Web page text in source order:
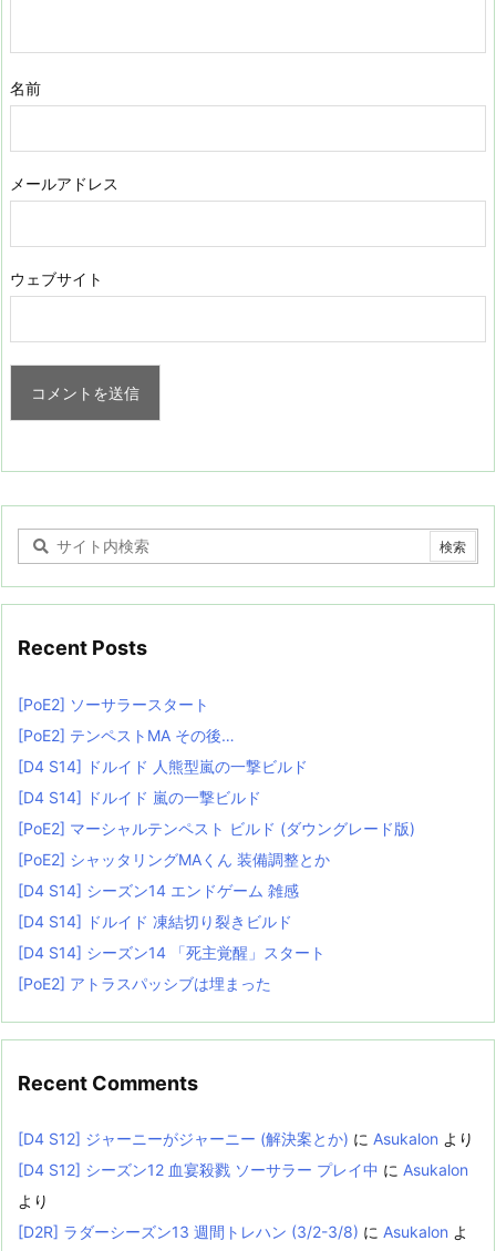
名前
メールアドレス
ウェブサイト
Recent Posts
[PoE2] ソーサラースタート
[PoE2] テンペストMA その後…
[D4 S14] ドルイド 人熊型嵐の一撃ビルド
[D4 S14] ドルイド 嵐の一撃ビルド
[PoE2] マーシャルテンペスト ビルド (ダウングレード版)
[PoE2] シャッタリングMAくん 装備調整とか
[D4 S14] シーズン14 エンドゲーム 雑感
[D4 S14] ドルイド 凍結切り裂きビルド
[D4 S14] シーズン14 「死主覚醒」スタート
[PoE2] アトラスパッシブは埋まった
Recent Comments
[D4 S12] ジャーニーがジャーニー (解決案とか) に Asukalon より
[D4 S12] シーズン12 血宴殺戮 ソーサラー プレイ中 に Asukalon
より
[D2R] ラダーシーズン13 週間トレハン (3/2-3/8) に Asukalon よ